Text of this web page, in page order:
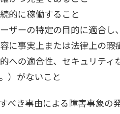
的に稼働すること
ザーの特定の目的に適合し
に事実上または法律上の
への適合性、セキュリテ
）がないこと
べき事由による障害事象